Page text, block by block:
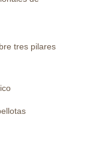
tres pilares